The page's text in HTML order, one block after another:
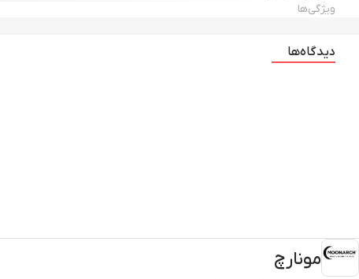
ویژگی‌ها
دیدگاه‌ها
مونارچ